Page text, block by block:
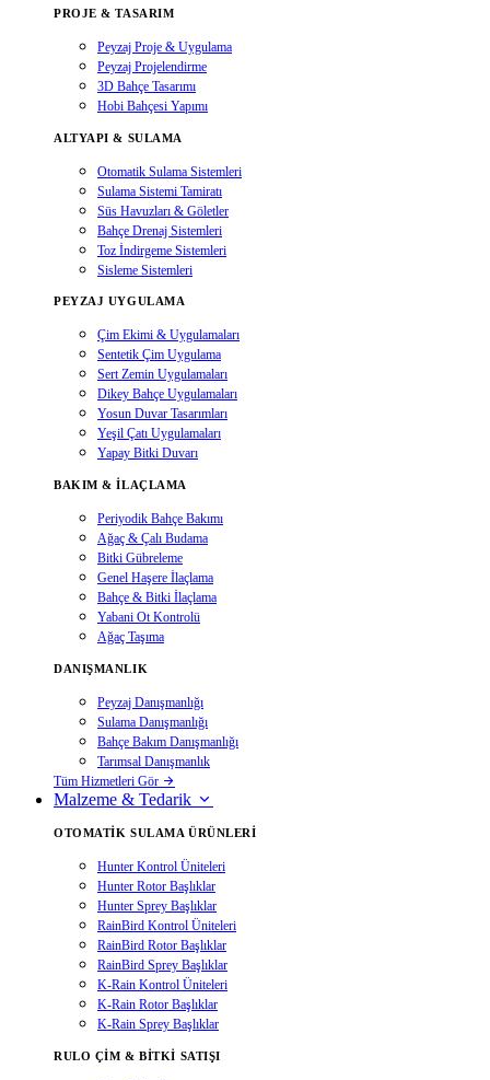
PROJE & TASARIM
Peyzaj Proje & Uygulama
Peyzaj Projelendirme
3D Bahçe Tasarımı
Hobi Bahçesi Yapımı
ALTYAPI & SULAMA
Otomatik Sulama Sistemleri
Sulama Sistemi Tamiratı
Süs Havuzları & Göletler
Bahçe Drenaj Sistemleri
Toz İndirgeme Sistemleri
Sisleme Sistemleri
PEYZAJ UYGULAMA
Çim Ekimi & Uygulamaları
Sentetik Çim Uygulama
Sert Zemin Uygulamaları
Dikey Bahçe Uygulamaları
Yosun Duvar Tasarımları
Yeşil Çatı Uygulamaları
Yapay Bitki Duvarı
BAKIM & İLAÇLAMA
Periyodik Bahçe Bakımı
Ağaç & Çalı Budama
Bitki Gübreleme
Genel Haşere İlaçlama
Bahçe & Bitki İlaçlama
Yabani Ot Kontrolü
Ağaç Taşıma
DANIŞMANLIK
Peyzaj Danışmanlığı
Sulama Danışmanlığı
Bahçe Bakım Danışmanlığı
Tarımsal Danışmanlık
Tüm Hizmetleri Gör
Malzeme & Tedarik
OTOMATIK SULAMA ÜRÜNLERI
Hunter Kontrol Üniteleri
Hunter Rotor Başlıklar
Hunter Sprey Başlıklar
RainBird Kontrol Üniteleri
RainBird Rotor Başlıklar
RainBird Sprey Başlıklar
K-Rain Kontrol Üniteleri
K-Rain Rotor Başlıklar
K-Rain Sprey Başlıklar
RULO ÇIM & BITKI SATIŞI